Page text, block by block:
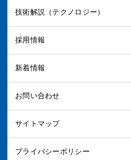
技術解説（テクノロジー）
採用情報
新着情報
お問い合わせ
サイトマップ
プライバシーポリシー